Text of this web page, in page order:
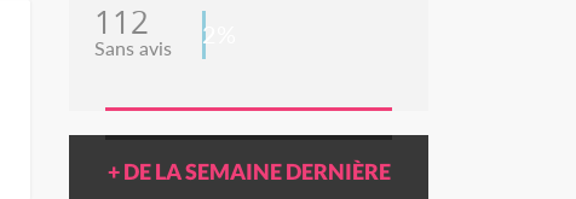
112
Sans avis 2%
+ DE LA SEMAINE DERNIÈRE